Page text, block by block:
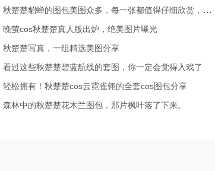
秋楚楚貂蝉的图包美图众多，每一张都值得仔细欣赏，让你流连忘返。
晚萤cos秋楚楚真人版出炉，绝美图片曝光
秋楚楚写真，一组精选美图分享
看过这些秋楚楚碧蓝航线的套图，你一定会觉得入戏了
轻松拥有！秋楚楚cos云霓雀翎的全套cos图包分享
森林中的秋楚楚花木兰图包，那片枫叶落了下来。